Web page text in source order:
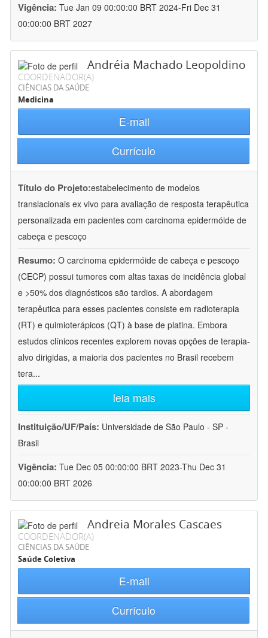
Vigência: Tue Jan 09 00:00:00 BRT 2024-Fri Dec 31
00:00:00 BRT 2027
Andréia Machado Leopoldino
COORDENADOR(A)
CIÊNCIAS DA SAÚDE
Medicina
E-mail
Currículo
Título do Projeto:estabelecimento de modelos
translacionais ex vivo para avaliação de resposta terapêutica
personalizada em pacientes com carcinoma epidermóide de
cabeça e pescoço
Resumo: O carcinoma epidermóide de cabeça e pescoço
(CECP) possui tumores com altas taxas de incidência global
e >50% dos diagnósticos são tardios. A abordagem
terapêutica para esses pacientes consiste em radioterapia
(RT) e quimioterápicos (QT) à base de platina. Embora
estudos clínicos recentes explorem novas opções de terapia-
alvo dirigidas, a maioria dos pacientes no Brasil recebem
tera...
leia mais
Instituição/UF/País: Universidade de São Paulo - SP -
Brasil
Vigência: Tue Dec 05 00:00:00 BRT 2023-Thu Dec 31
00:00:00 BRT 2026
Andreia Morales Cascaes
COORDENADOR(A)
CIÊNCIAS DA SAÚDE
Saúde Coletiva
E-mail
Currículo